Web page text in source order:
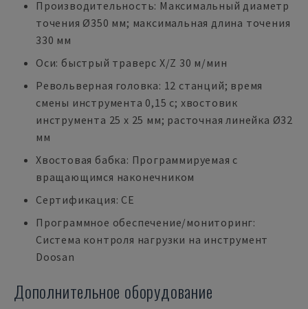
Производительность: Максимальный диаметр
точения Ø350 мм; максимальная длина точения
330 мм
Оси: быстрый траверс X/Z 30 м/мин
Револьверная головка: 12 станций; время
смены инструмента 0,15 с; хвостовик
инструмента 25 x 25 мм; расточная линейка Ø32
мм
Хвостовая бабка: Программируемая с
вращающимся наконечником
Сертификация: CE
Программное обеспечение/мониторинг:
Система контроля нагрузки на инструмент
Doosan
Дополнительное оборудование